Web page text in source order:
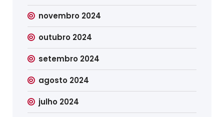
novembro 2024
outubro 2024
setembro 2024
agosto 2024
julho 2024